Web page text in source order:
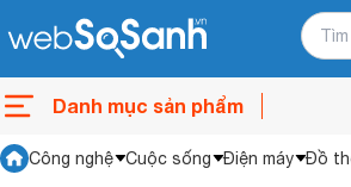
Danh mục sản phẩm
Công nghệ Cuộc sống Điện máy Đồ